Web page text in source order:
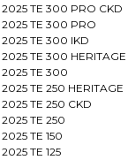
2025 TE 300 PRO CKD
2025 TE 300 PRO
2025 TE 300 IKD
2025 TE 300 HERITAGE
2025 TE 300
2025 TE 250 HERITAGE
2025 TE 250 CKD
2025 TE 250
2025 TE 150
2025 TE 125